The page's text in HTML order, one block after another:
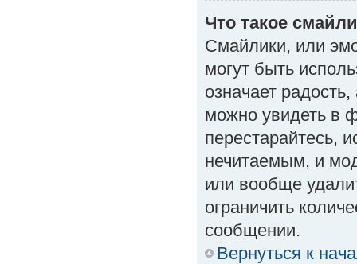
Что такое
Смайлики, или
могут быть
означает
можно увидеть в
перестарайтесь,
нечитаемым, и
или вообще
ограничить
сообщении.
Вернуться к